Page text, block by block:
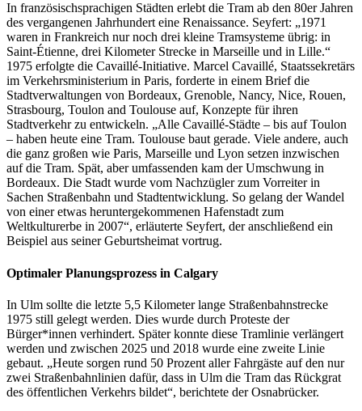
In französischsprachigen Städten erlebt die Tram ab den 80er Jahren
des vergangenen Jahrhundert eine Renaissance. Seyfert: „1971
waren in Frankreich nur noch drei kleine Tramsysteme übrig: in
Saint-Étienne, drei Kilometer Strecke in Marseille und in Lille.“
1975 erfolgte die Cavaillé-Initiative. Marcel Cavaillé, Staatssekretärs
im Verkehrsministerium in Paris, forderte in einem Brief die
Stadtverwaltungen von Bordeaux, Grenoble, Nancy, Nice, Rouen,
Strasbourg, Toulon and Toulouse auf, Konzepte für ihren
Stadtverkehr zu entwickeln. „Alle Cavaillé-Städte – bis auf Toulon
– haben heute eine Tram. Toulouse baut gerade. Viele andere, auch
die ganz großen wie Paris, Marseille und Lyon setzen inzwischen
auf die Tram. Spät, aber umfassenden kam der Umschwung in
Bordeaux. Die Stadt wurde vom Nachzügler zum Vorreiter in
Sachen Straßenbahn und Stadtentwicklung. So gelang der Wandel
von einer etwas heruntergekommenen Hafenstadt zum
Weltkulturerbe in 2007“, erläuterte Seyfert, der anschließend ein
Beispiel aus seiner Geburtsheimat vortrug.
Optimaler Planungsprozess in Calgary
In Ulm sollte die letzte 5,5 Kilometer lange Straßenbahnstrecke
1975 still gelegt werden. Dies wurde durch Proteste der
Bürger*innen verhindert. Später konnte diese Tramlinie verlängert
werden und zwischen 2025 und 2018 wurde eine zweite Linie
gebaut. „Heute sorgen rund 50 Prozent aller Fahrgäste auf den nur
zwei Straßenbahnlinien dafür, dass in Ulm die Tram das Rückgrat
des öffentlichen Verkehrs bildet“, berichtete der Osnabrücker.